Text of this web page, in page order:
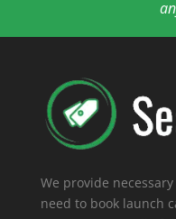
We provide
need to book launch